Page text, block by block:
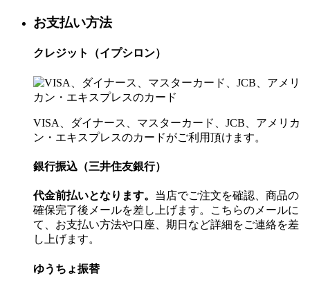
お支払い方法
クレジット（イプシロン）
VISA、ダイナース、マスターカード、JCB、アメリカ
ン・エキスプレスのカードがご利用頂けます。
銀行振込（三井住友銀行）
代金前払いとなります。 当店でご注文を確認、商品の
確保完了後メールを差し上げます。こちらのメールに
て、お支払い方法や口座、期日など詳細をご連絡を差
し上げます。
ゆうちょ振替